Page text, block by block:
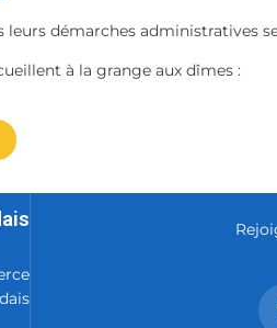
leurs démarches administratives
à la grange aux dîmes :